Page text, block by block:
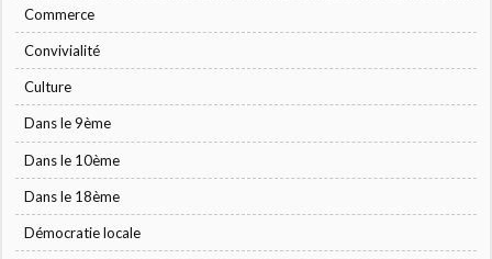
Commerce
Convivialité
Culture
Dans le 9ème
Dans le 10ème
Dans le 18ème
Démocratie locale